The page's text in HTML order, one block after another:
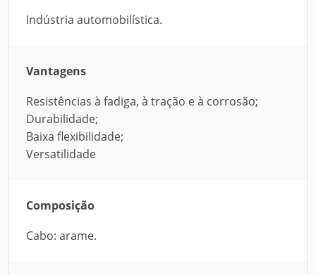
Indústria automobilística.
Vantagens
Resistências à fadiga, à tração e à corrosão;
Durabilidade;
Baixa flexibilidade;
Versatilidade
Composição
Cabo: arame.